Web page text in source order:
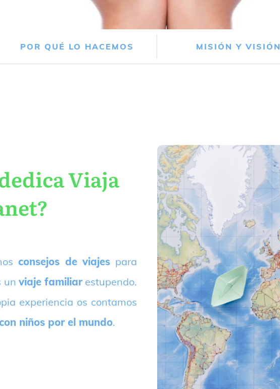
POR QUÉ LO HACEMOS MISIÓN Y VISIÓN
Viaja
consejos de viajes para
un viaje familiarestupendo.
experiencia os contamos
niños por el mundo.